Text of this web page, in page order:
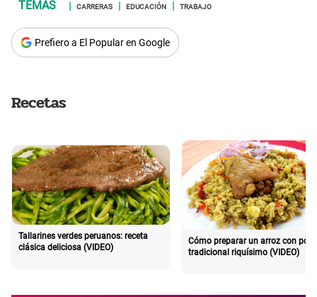
CARRERAS EDUCACIÓN TRABAJO
Prefiero a El Popular en Google
Recetas
Tallarines verdes peruanos: receta
clásica deliciosa (VIDEO)
Cómo preparar un arroz con pollo
tradicional riquísimo (VIDEO)